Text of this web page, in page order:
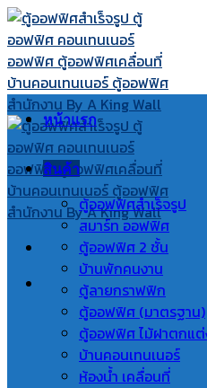
Skip
to
content
หน้าแรก
สินค้า
ตู้ออฟฟิศสำเร็จรูป
สมาร์ท ออฟฟิศ
ตู้ออฟฟิศ 2 ชั้น
บ้านพักคนงาน
ตู้ลายกราฟฟิก
ตู้ออฟฟิศ (มาตรฐาน)
ตู้ออฟฟิศ ไม้ฝาตกแ
บ้านคอนเทนเนอร์
ห้องน้ำ เคลื่อนที่